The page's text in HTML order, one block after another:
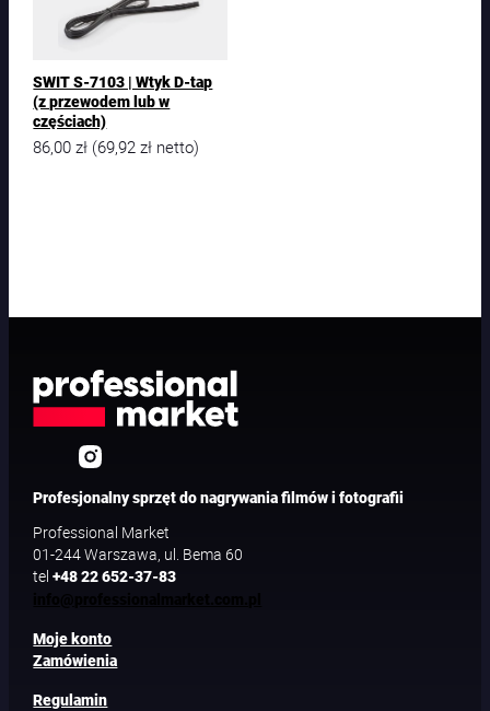
c
k
n
a
SWIT S-7103 | Wtyk D-tap
(z przewodem lub w
częściach)
86,00zł (69,92zł netto)
Profesjonalny sprzęt do nagrywania filmów i fotografii
Professional Market
01-244 Warszawa, ul. Bema 60
tel+48 22 652-37-83
Moje konto
Zamówienia
Regulamin